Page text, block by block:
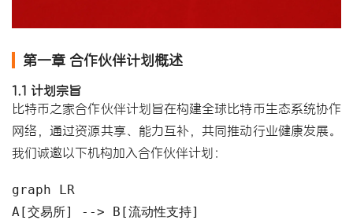
第一章 合作伙伴计划概述
1.1 计划宗旨
比特币之家合作伙伴计划旨在构建全球比特币生态系统协作
网络，通过资源共享、能力互补，共同推动行业健康发展。
我们诚邀以下机构加入合作伙伴计划：
graph LR
A[交易所] --> B[流动性支持]